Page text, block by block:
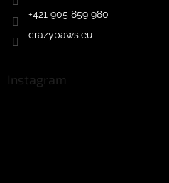
+421 905 859 980
crazypaws.eu
Instagram